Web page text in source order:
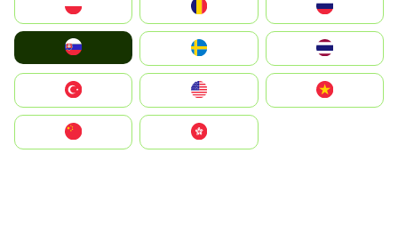
United States
中國香港特別行政區